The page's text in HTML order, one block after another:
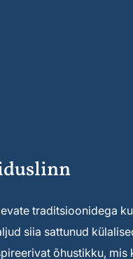
traditsioonidega
siia sattunud
õhustikku,